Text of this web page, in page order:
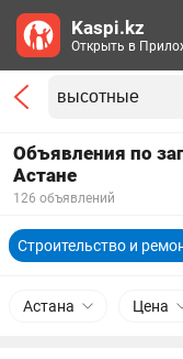
Объявления по
Астане
126 объявлений
Строительство и
Астана Цена
Kaspi.kz
Открыть в